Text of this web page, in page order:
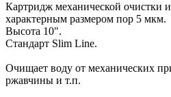
Картридж механической очистки
характерным размером пор 5 мкм.
Высота 10".
Стандарт Slim Line.
Очищает воду от механических
ржавчины и т.п.